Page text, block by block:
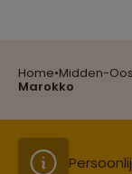
Home•Midden-
Marokko